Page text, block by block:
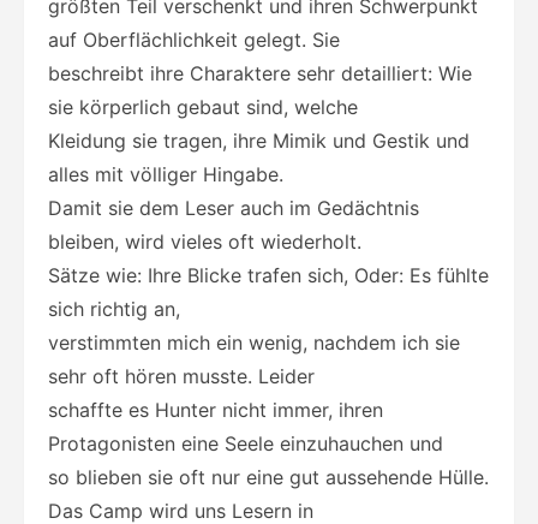
größten Teil verschenkt und ihren Schwerpunkt
auf Oberflächlichkeit gelegt. Sie
beschreibt ihre Charaktere sehr detailliert: Wie
sie körperlich gebaut sind, welche
Kleidung sie tragen, ihre Mimik und Gestik und
alles mit völliger Hingabe.
Damit sie dem Leser auch im Gedächtnis
bleiben, wird vieles oft wiederholt.
Sätze wie: Ihre Blicke trafen sich, Oder: Es fühlte
sich richtig an,
verstimmten mich ein wenig, nachdem ich sie
sehr oft hören musste. Leider
schaffte es Hunter nicht immer, ihren
Protagonisten eine Seele einzuhauchen und
so blieben sie oft nur eine gut aussehende Hülle.
Das Camp wird uns Lesern in